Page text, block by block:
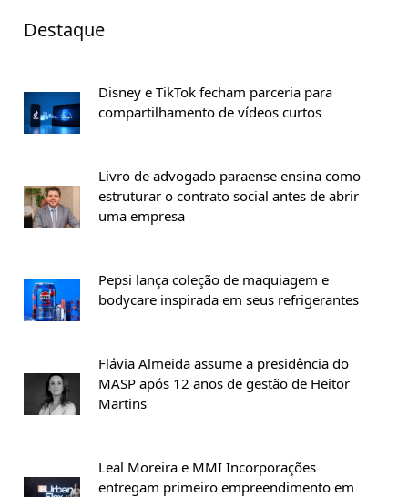
Destaque
Disney e TikTok fecham parceria para
compartilhamento de vídeos curtos
Livro de advogado paraense ensina como
estruturar o contrato social antes de abrir
uma empresa
Pepsi lança coleção de maquiagem e
bodycare inspirada em seus refrigerantes
Flávia Almeida assume a presidência do
MASP após 12 anos de gestão de Heitor
Martins
Leal Moreira e MMI Incorporações
entregam primeiro empreendimento em